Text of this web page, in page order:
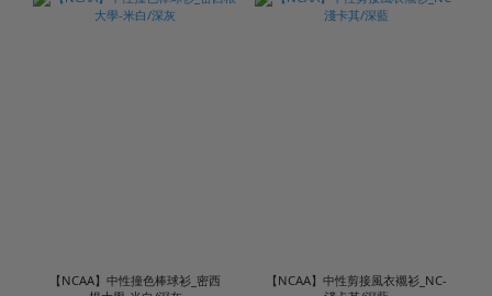
【NCAA】中性撞色棒球衫_密西
【NCAA】中性剪接風衣襯衫_NC-